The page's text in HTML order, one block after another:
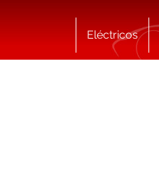
Eléctricos